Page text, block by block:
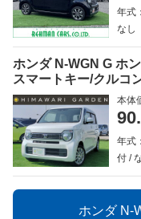
年式
なし
ホンダ N-WGN G ホ
スマートキー/クルコ
本体
年式
付
ホンダ N-